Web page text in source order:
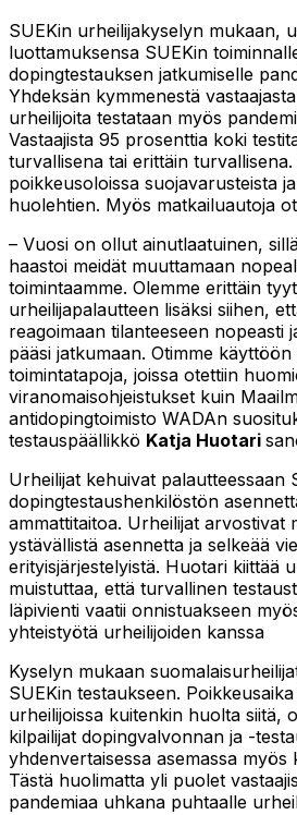
SUEKin urheilijakyselyn mukaan,
luottamuksensa SUEKin
dopingtestauksen jatkumiselle
Yhdeksän kymmenestä
urheilijoita testataan myös
Vastaajista 95 prosenttia koki
turvallisena tai erittäin
poikkeusoloissa suojavarusteista
huolehtien. Myös matkailuautoja
– Vuosi on ollut ainutlaatuinen,
haastoi meidät muuttamaan
toimintaamme. Olemme erittäin
urheilijapalautteen lisäksi siihen,
reagoimaan tilanteeseen nopeasti
pääsi jatkumaan. Otimme käyttöön
toimintatapoja, joissa otettiin
viranomaisohjeistukset kuin
antidopingtoimisto WADAn
testauspäällikkö Katja Huotari
Urheilijat kehuivat palautteessaan
dopingtestaushenkilöstön
ammattitaitoa. Urheilijat arvostivat
ystävällistä asennetta ja selkeää
erityisjärjestelyistä. Huotari kiittää
muistuttaa, että turvallinen
läpivienti vaatii onnistuakseen
yhteistyötä urheilijoiden kanssa
Kyselyn mukaan
SUEKin testaukseen.
urheilijoissa kuitenkin huolta siitä,
kilpailijat dopingvalvonnan ja -
yhdenvertaisessa asemassa myös
Tästä huolimatta yli puolet
pandemiaa uhkana puhtaalle